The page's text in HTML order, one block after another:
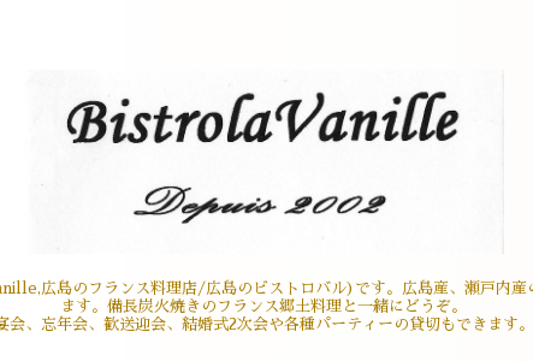
広島のフランス料理店/広島のビストロバル)です。広島産、瀬戸内産
ます。備長炭火焼きのフランス郷土料理と一緒にどうぞ。
会、忘年会、歓送迎会、結婚式2次会や各種パーティーの貸切もできます。